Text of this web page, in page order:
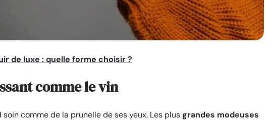
de luxe : quelle forme choisir ?
comme le vin
comme de la prunelle de ses yeux. Les plusgrandes modeuses